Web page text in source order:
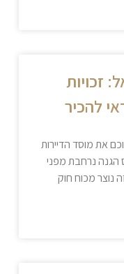
זכויות
להכיר
את מוסד הדיירות
הגנה נרחבת מפני
נוצר מכוח חוק